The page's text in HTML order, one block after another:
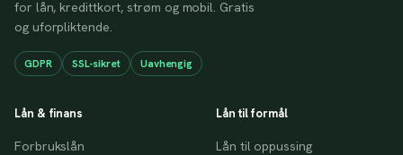
for lån, kredittkort, strøm og mobil. Gratis
og uforpliktende.
GDPR SSL-sikret Uavhengig
Lån & finans
Forbrukslån
Lån til formål
Lån til oppussing